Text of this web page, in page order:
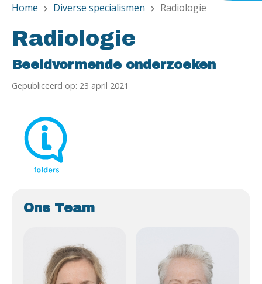
Home chevron_right Diverse specialismen chevron_right Radiologie
Radiologie
Beeldvormende onderzoeken
Gepubliceerd op: 23 april 2021
Ons Team